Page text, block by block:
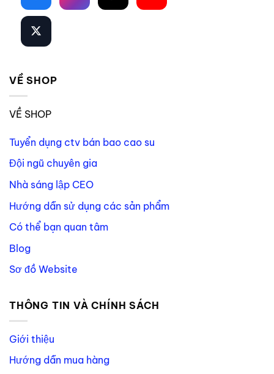
VỀ SHOP
VỀ SHOP
Tuyển dụng ctv bán bao cao su
Đội ngũ chuyên gia
Nhà sáng lập CEO
Hướng dẫn sử dụng các sản phẩm
Có thể bạn quan tâm
Blog
Sơ đồ Website
THÔNG TIN VÀ CHÍNH SÁCH
Giới thiệu
Hướng dẫn mua hàng